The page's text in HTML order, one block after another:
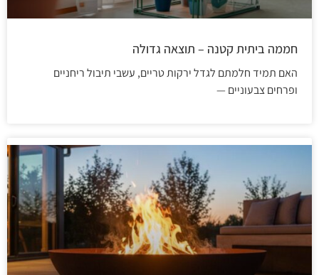
חממה ביתית קטנה – תוצאה גדולה
האם תמיד חלמתם לגדל ירקות טריים, עשבי תיבול ריחניים
ופרחים צבעוניים —